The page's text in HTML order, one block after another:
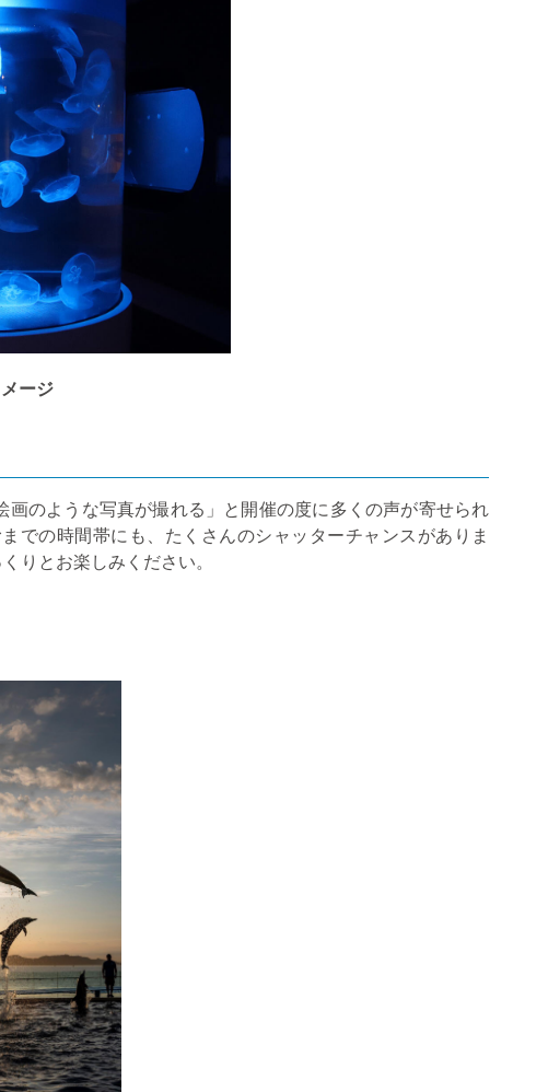
ージ
のような写真が撮れる」と開催の度に多くの声が寄せられ
での時間帯にも、たくさんのシャッターチャンスがありま
りとお楽しみください。